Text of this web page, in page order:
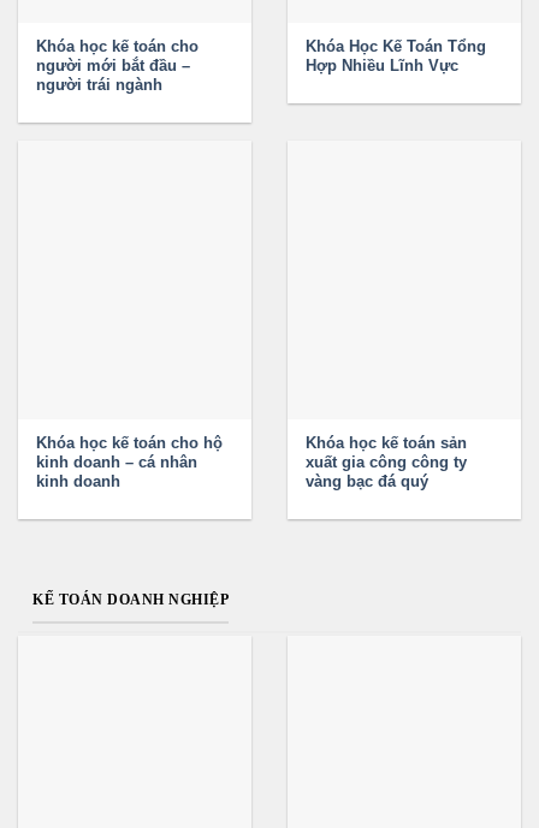
Khóa học kế toán cho
người mới bắt đầu –
người trái ngành
Khóa Học Kế Toán Tổng
Hợp Nhiều Lĩnh Vực
Khóa học kế toán cho hộ
kinh doanh – cá nhân
kinh doanh
Khóa học kế toán sản
xuất gia công công ty
vàng bạc đá quý
KẾ TOÁN DOANH NGHIỆP